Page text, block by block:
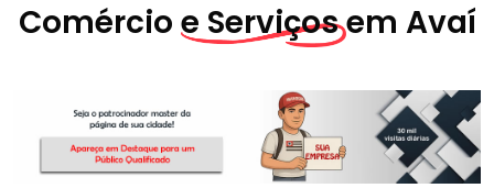
Comércio e Serviços em Avaí